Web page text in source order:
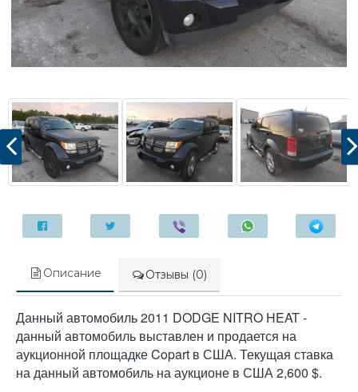
Описание Отзывы (0)
Данный автомобиль 2011 DODGE NITRO HEAT -
данный автомобиль выставлен и продается на
аукционной площадке Copart в США. Текущая ставка
на данный автомобиль на аукционе в США 2,600 $.